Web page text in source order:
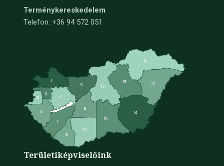
Terménykereskedelem
Telefon: +36 94 572 051
Területiképviselőink